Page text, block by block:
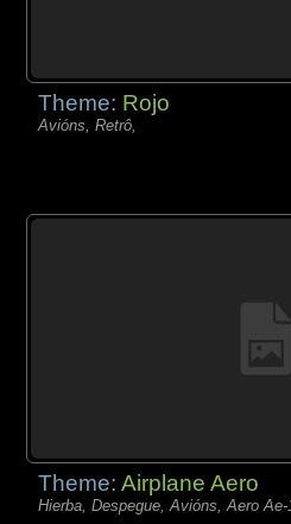
Theme: Rojo
Avións, Retrô,
Theme:Airplane Aero
Hierba, Despegue, Avións, Aero Ae-